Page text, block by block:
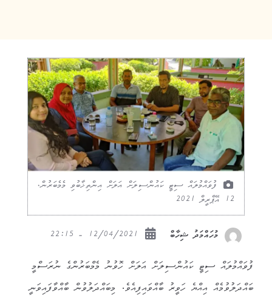
ފުވައްމުލައް ސިޓީ ކައުންސިލަށް އަލަށް އިންތިޚާބުވި މެމެބަރުން.
12 އޭޕްރީލް 2021
މުހައްމަދު ޝިހާބް
ފުވައްމުލައް ސިޓީ ކައުންސިލަށް އަލަށް ހޮވުނު މެމްބަރުންގެ ނުރަސްމީ
ބައްދަލުވުމެއް އިއްޔެ ހަވީރު ބާއްވައިފިއެވެ. މިބައްދަލުވުން ބާއްވާފައިވަނީ